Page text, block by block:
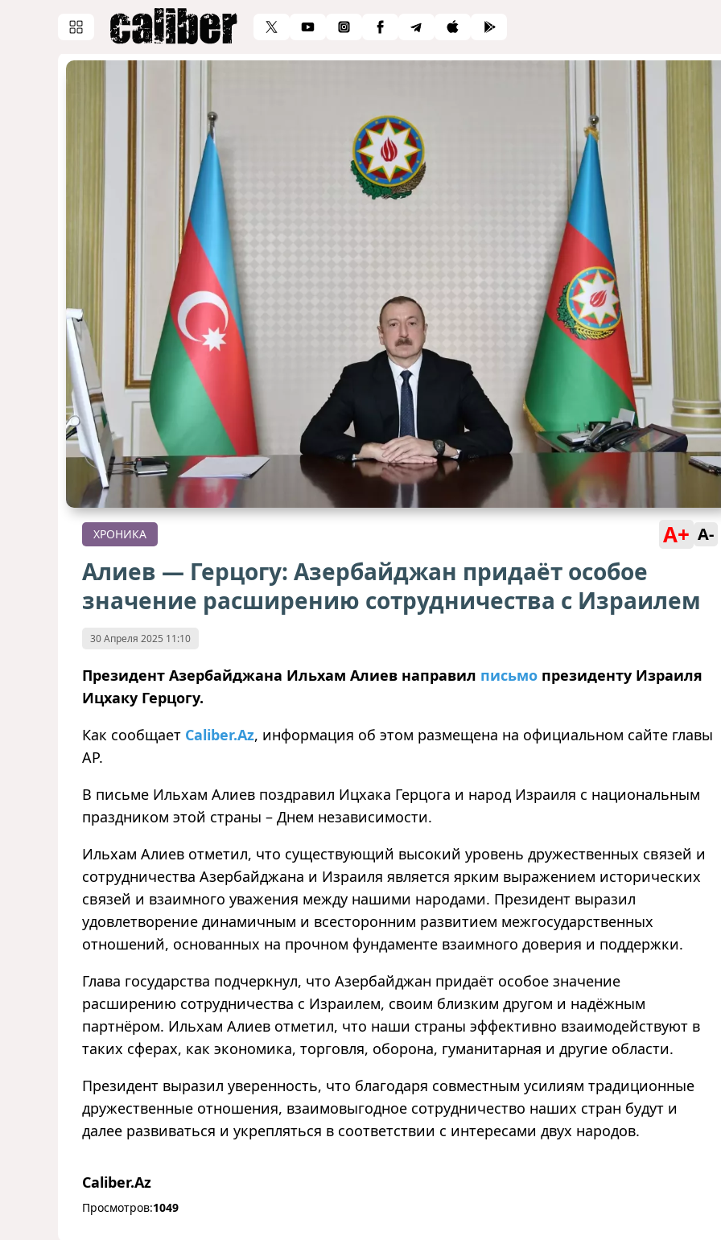
ХРОНИКА A+ A-
Алиев — Герцогу: Азербайджан придаёт особое
значение расширению сотрудничества с Израилем
30 Апреля 2025 11:10
Президент Азербайджана Ильхам Алиев направил письмо президенту Израиля
Ицхаку Герцогу.
Как сообщает Caliber.Az, информация об этом размещена на официальном сайте главы
АР.
В письме Ильхам Алиев поздравил Ицхака Герцога и народ Израиля с национальным
праздником этой страны – Днем независимости.
Ильхам Алиев отметил, что существующий высокий уровень дружественных связей и
сотрудничества Азербайджана и Израиля является ярким выражением исторических
связей и взаимного уважения между нашими народами. Президент выразил
удовлетворение динамичным и всесторонним развитием межгосударственных
отношений, основанных на прочном фундаменте взаимного доверия и поддержки.
Глава государства подчеркнул, что Азербайджан придаёт особое значение
расширению сотрудничества с Израилем, своим близким другом и надёжным
партнёром. Ильхам Алиев отметил, что наши страны эффективно взаимодействуют в
таких сферах, как экономика, торговля, оборона, гуманитарная и другие области.
Президент выразил уверенность, что благодаря совместным усилиям традиционные
дружественные отношения, взаимовыгодное сотрудничество наших стран будут и
далее развиваться и укрепляться в соответствии с интересами двух народов.
Caliber.Az
Просмотров:1049